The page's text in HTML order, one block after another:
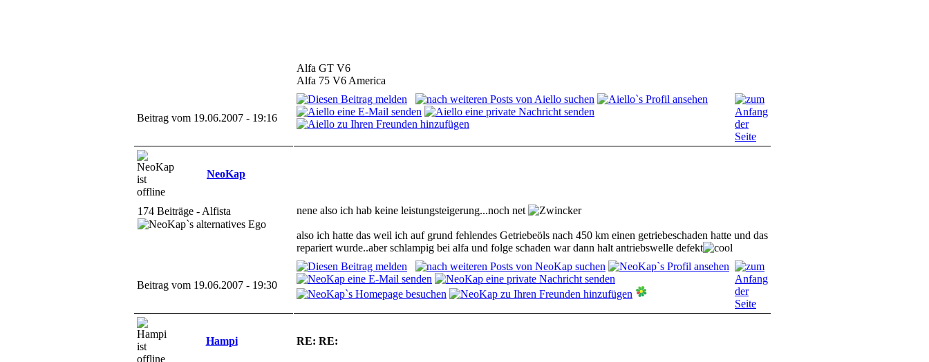
Alfa GT V6
Alfa 75 V6 America
Beitrag vom 19.06.2007 - 19:16
NeoKap
174 Beiträge - Alfista nene also ich hab keine leistungsteigerung...noch net
also ich hatte das weil ich auf grund fehlendes Getriebeöls nach 450 km einen getriebeschaden hatte und das
repariert wurde..aber schlampig bei alfa und folge schaden war dann halt antriebswelle defekt
Beitrag vom 19.06.2007 - 19:30
Hampi RE: RE: